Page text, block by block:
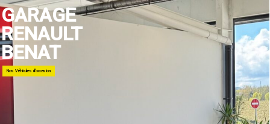
Nos Véhicules d'occasion
GARAGE
RENAULT
BENAT